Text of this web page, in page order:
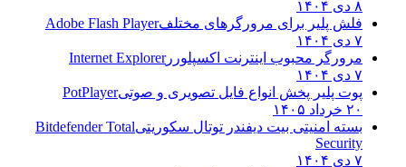
فلش پلیر برای مرورگرهای مختلف Adobe Flash Player
مرورگر محبوب اینترنت اکسپلورر Internet Explorer
پوت پلیر پخش انواع فایل تصویری و صوتیPotPlayer
۲۰ خرداد ۱۴۰۵
بسته امنیتی بیت دیفندر توتال سکوریتیBitdefender Total
Security